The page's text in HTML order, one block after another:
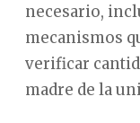
necesario,
mecanismos
verificar
madre de la